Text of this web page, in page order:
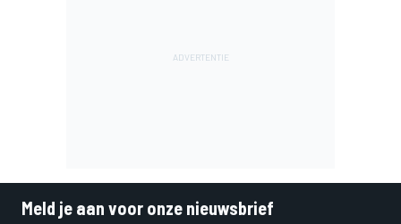
Meld je aan voor onze nieuwsbrief